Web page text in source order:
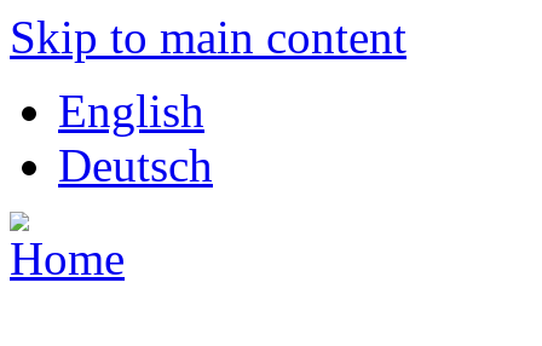
Skip to main content
English
Deutsch